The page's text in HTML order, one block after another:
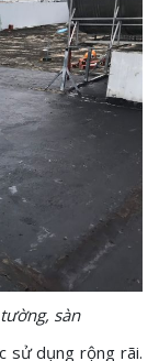
sàn
sử dụng rộng rãi.